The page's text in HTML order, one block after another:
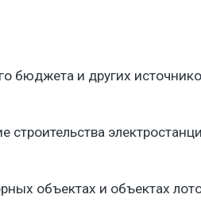
бюджета и других
объектах и объектах